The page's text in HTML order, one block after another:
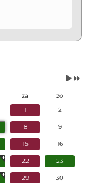
Volgend
za
zo
1
2
8 9
15 16
22 23
29 30